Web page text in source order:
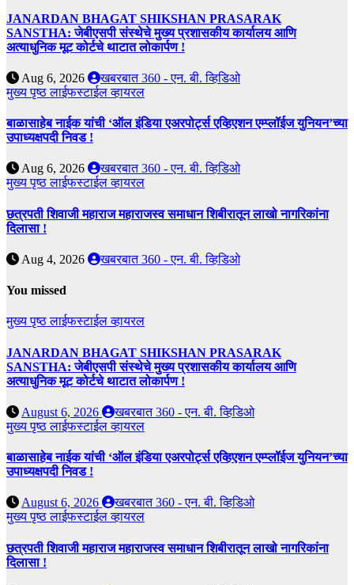
JANARDAN BHAGAT SHIKSHAN PRASARAK
SANSTHA: जेबीएसपी संस्थेचे मुख्य प्रशासकीय कार्यालय आणि
अत्याधुनिक मूट कोर्टचे थाटात लोकार्पण !
Aug 6, 2026
खबरबात 360 - एन. बी. व्हिडिओ
मुख्य पृष्ठलाईफस्टाईलव्हायरल
बाळासाहेब नाईक यांची ‘ऑल इंडिया एअरपोर्ट्स एव्हिएशन एम्प्लॉईज युनियन’च्या
उपाध्यक्षपदी निवड !
Aug 6, 2026
खबरबात 360 - एन. बी. व्हिडिओ
मुख्य पृष्ठलाईफस्टाईलव्हायरल
छत्रपती शिवाजी महाराज महाराजस्व समाधान शिबीरातून लाखो नागरिकांना
दिलासा !
Aug 4, 2026 खबरबात 360 - एन. बी. व्हिडिओ
You missed
मुख्य पृष्ठलाईफस्टाईलव्हायरल
JANARDAN BHAGAT SHIKSHAN PRASARAK
SANSTHA: जेबीएसपी संस्थेचे मुख्य प्रशासकीय कार्यालय आणि
अत्याधुनिक मूट कोर्टचे थाटात लोकार्पण !
August 6, 2026
खबरबात 360 - एन. बी. व्हिडिओ
मुख्य पृष्ठलाईफस्टाईलव्हायरल
बाळासाहेब नाईक यांची ‘ऑल इंडिया एअरपोर्ट्स एव्हिएशन एम्प्लॉईज युनियन’च्या
उपाध्यक्षपदी निवड !
August 6, 2026
खबरबात 360 - एन. बी. व्हिडिओ
मुख्य पृष्ठलाईफस्टाईलव्हायरल
छत्रपती शिवाजी महाराज महाराजस्व समाधान शिबीरातून लाखो नागरिकांना
दिलासा !